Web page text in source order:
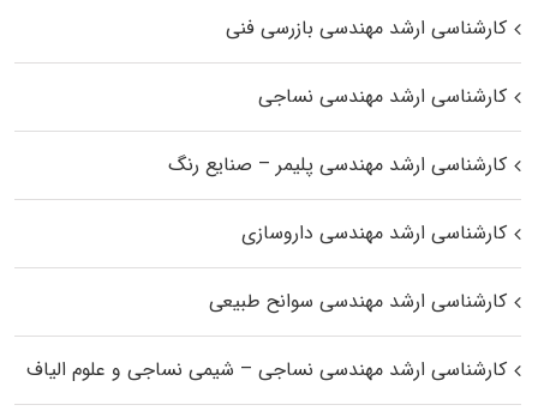
کارشناسی ارشد مهندسی بازرسی فنی
کارشناسی ارشد مهندسی نساجی
کارشناسی ارشد مهندسی پلیمر – صنایع رنگ
کارشناسی ارشد مهندسی داروسازی
کارشناسی ارشد مهندسی سوانح طبیعی
کارشناسی ارشد مهندسی نساجی – شیمی نساجی و علوم الیاف